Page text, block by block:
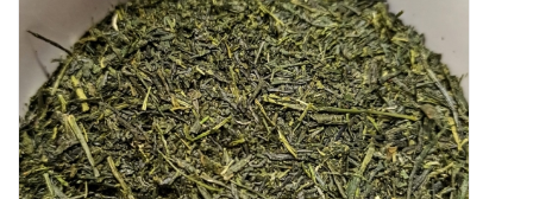
Varianten
auf.
Die
Optionen
können
auf